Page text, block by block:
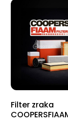
Filter zraka